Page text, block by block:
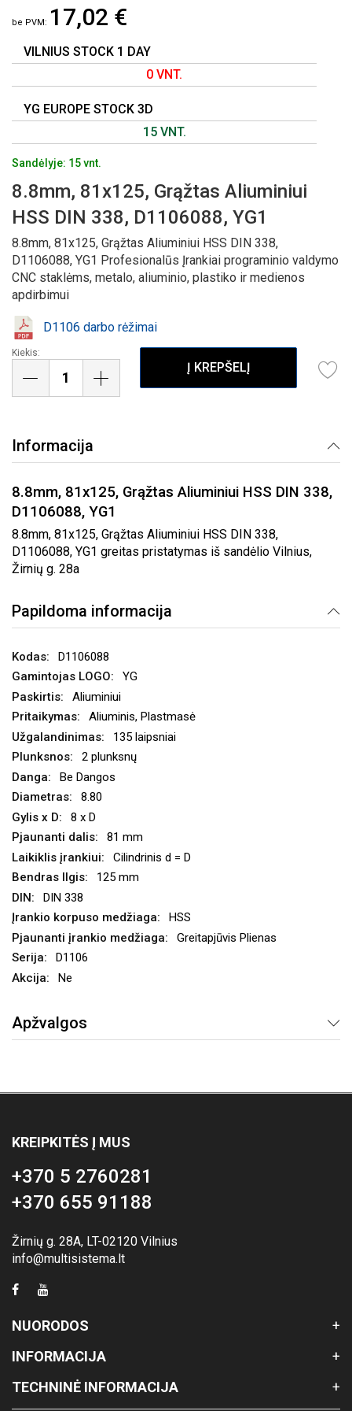
PAVEIKSLĖLIŲ
PRADŽIĄ
17,02 €
VILNIUS STOCK 1 DAY
0 VNT.
YG EUROPE STOCK 3D
15 VNT.
Sandėlyje: 15 vnt.
8.8mm, 81x125, Grąžtas Aliuminiui
HSS DIN 338, D1106088, YG1
8.8mm, 81x125, Grąžtas Aliuminiui HSS DIN 338,
D1106088, YG1 Profesionalūs Įrankiai programinio valdymo
CNC staklėms, metalo, aliuminio, plastiko ir medienos
apdirbimui
D1106 darbo rėžimai
Kiekis:
Į KREPŠELĮ
Informacija
8.8mm, 81x125, Grąžtas Aliuminiui HSS DIN 338,
D1106088, YG1
8.8mm, 81x125, Grąžtas Aliuminiui HSS DIN 338,
D1106088, YG1 greitas pristatymas iš sandėlio Vilnius,
Žirnių g. 28a
Papildoma informacija
D1106088
YG
Aliuminiui
Aliuminis, Plastmasė
135 laipsniai
2 plunksnų
Be Dangos
8.80
8 x D
81 mm
Cilindrinis d = D
125 mm
DIN 338
HSS
Greitapjūvis Plienas
D1106
Ne
Apžvalgos
KREIPKITĖS Į MUS
+370 5 2760281
+370 655 91188
Žirnių g. 28A, LT-02120 Vilnius
info@multisistema.lt
NUORODOS
INFORMACIJA
TECHNINĖ INFORMACIJA